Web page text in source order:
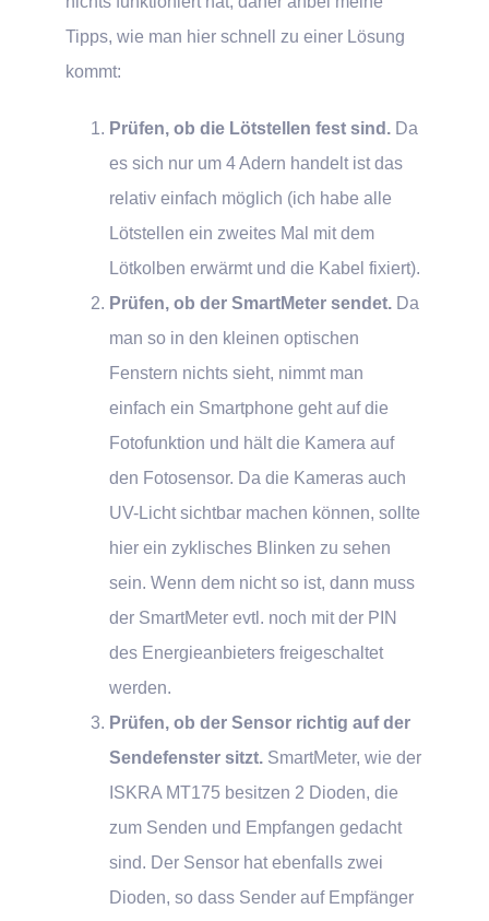
Tipps, wie man hier schnell zu einer Lösung
kommt:
Prüfen, ob die Lötstellen fest sind. Da
es sich nur um 4 Adern handelt ist das
relativ einfach möglich (ich habe alle
Lötstellen ein zweites Mal mit dem
Lötkolben erwärmt und die Kabel fixiert).
Prüfen, ob der SmartMeter sendet. Da
man so in den kleinen optischen
Fenstern nichts sieht, nimmt man
einfach ein Smartphone geht auf die
Fotofunktion und hält die Kamera auf
den Fotosensor. Da die Kameras auch
UV-Licht sichtbar machen können, sollte
hier ein zyklisches Blinken zu sehen
sein. Wenn dem nicht so ist, dann muss
der SmartMeter evtl. noch mit der PIN
des Energieanbieters freigeschaltet
werden.
Prüfen, ob der Sensor richtig auf der
Sendefenster sitzt. SmartMeter, wie der
ISKRA MT175 besitzen 2 Dioden, die
zum Senden und Empfangen gedacht
sind. Der Sensor hat ebenfalls zwei
Dioden, so dass Sender auf Empfänger